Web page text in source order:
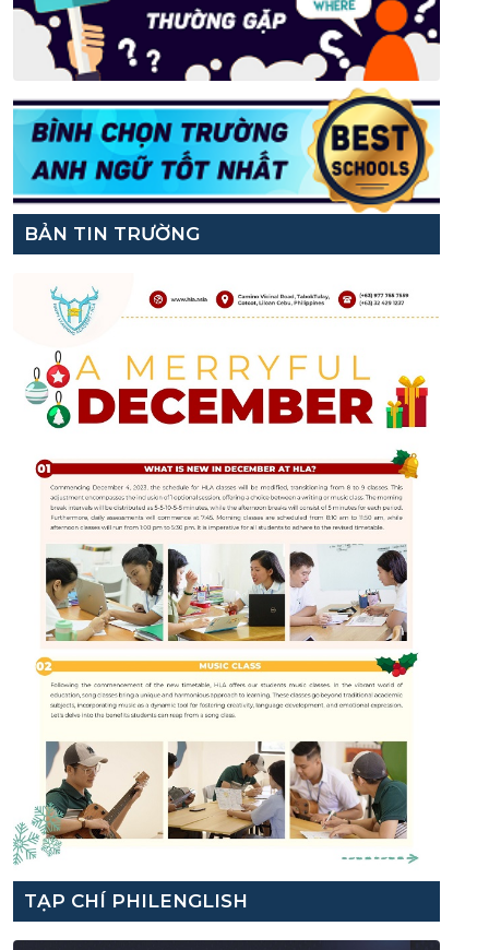
BẢN TIN TRƯỜNG
TẠP CHÍ PHILENGLISH